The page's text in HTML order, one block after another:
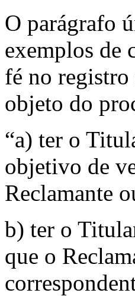
O parágrafo
exemplos de
fé no
objeto do
“a) ter o
objetivo de
Reclamante
b) ter o
que o